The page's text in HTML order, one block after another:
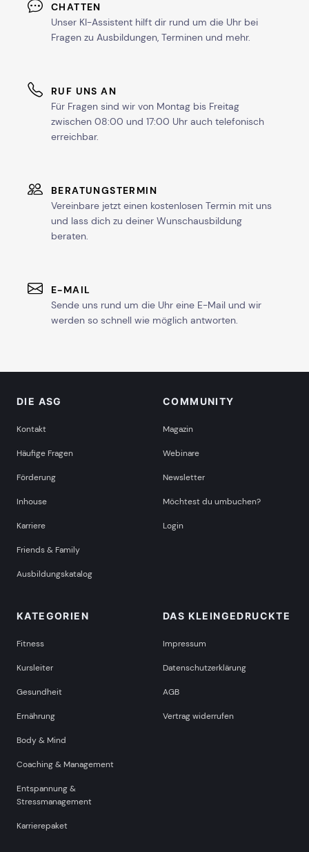
CHATTEN
Unser KI-Assistent hilft dir rund um die Uhr bei
Fragen zu Ausbildungen, Terminen und mehr.
RUF UNS AN
Für Fragen sind wir von Montag bis Freitag
zwischen 08:00 und 17:00 Uhr auch telefonisch
erreichbar.
BERATUNGSTERMIN
Vereinbare jetzt einen kostenlosen Termin mit uns
und lass dich zu deiner Wunschausbildung
beraten.
E-MAIL
Sende uns rund um die Uhr eine E-Mail und wir
werden so schnell wie möglich antworten.
DIE ASG
Kontakt
Häufige Fragen
Förderung
Inhouse
Karriere
Friends & Family
Ausbildungskatalog
COMMUNITY
Magazin
Webinare
Newsletter
Möchtest du umbuchen?
Login
KATEGORIEN
Fitness
Kursleiter
Gesundheit
Ernährung
Body & Mind
Coaching & Management
Entspannung &
Stressmanagement
Karrierepaket
DAS KLEINGEDRUCKTE
Impressum
Datenschutzerklärung
AGB
Vertrag widerrufen